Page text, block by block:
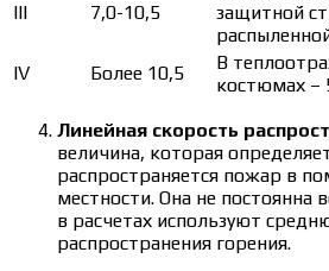
III 7,0-10,5
защитной
IV
Более 10,5
В
костюмах –
Линейная скорость
величина, которая
распространяется пожар в
местности. Она не постоянна
в расчетах используют
распространения горения.